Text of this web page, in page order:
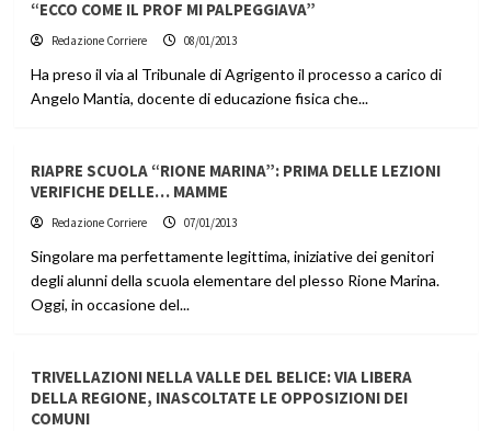
“ECCO COME IL PROF MI PALPEGGIAVA”
Redazione Corriere 08/01/2013
Ha preso il via al Tribunale di Agrigento il processo a carico di
Angelo Mantia, docente di educazione fisica che...
RIAPRE SCUOLA “RIONE MARINA”: PRIMA DELLE LEZIONI
VERIFICHE DELLE… MAMME
Redazione Corriere 07/01/2013
Singolare ma perfettamente legittima, iniziative dei genitori
degli alunni della scuola elementare del plesso Rione Marina.
Oggi, in occasione del...
TRIVELLAZIONI NELLA VALLE DEL BELICE: VIA LIBERA
DELLA REGIONE, INASCOLTATE LE OPPOSIZIONI DEI
COMUNI